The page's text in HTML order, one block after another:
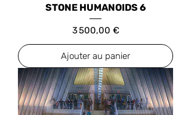
STONE HUMANOIDS 6
Prix
3 500,00 €
Ajouter au panier